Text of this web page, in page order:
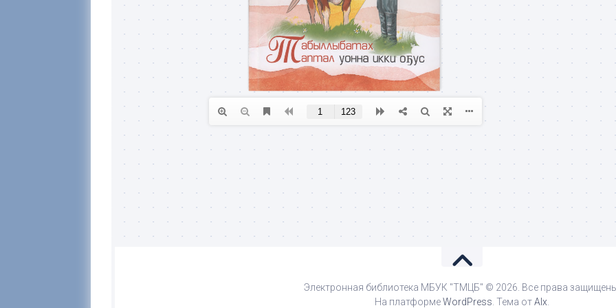
Электронная библиотека МБУК "ТМЦБ" © 2026. Все права
На платформеWordPress . Тема отAlx